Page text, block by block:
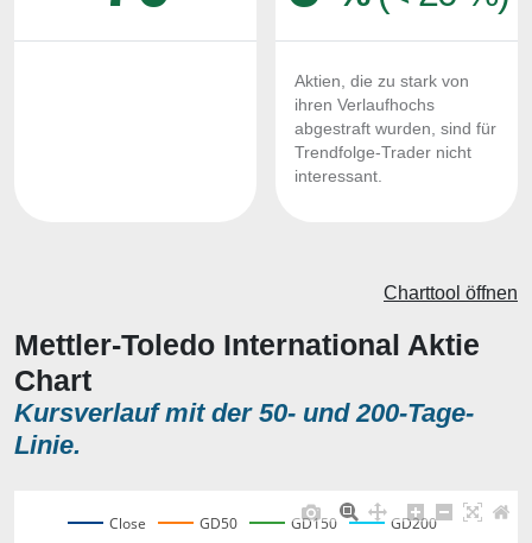
Aktien, die zu stark von
ihren Verlaufhochs
abgestraft wurden, sind für
Trendfolge-Trader nicht
interessant.
Mettler-Toledo International Aktie
Chart
Kursverlauf mit der 50- und 200-Tage-
Linie.
Charttool öffnen
Close GD50 GD150 GD200